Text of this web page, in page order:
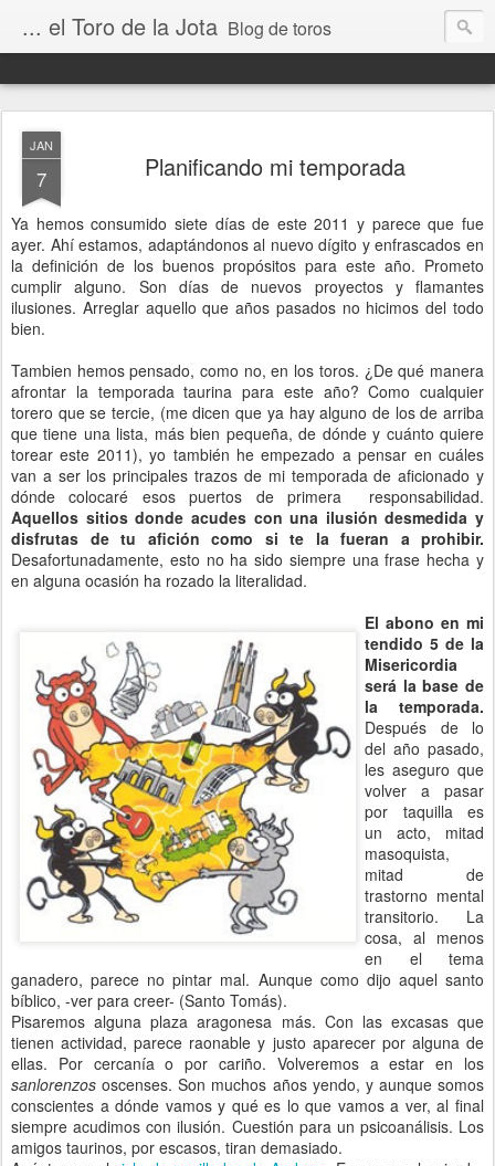
... el Toro de la Jota Blog de toros
JAN
7 Planificando mi temporada
Ya hemos consumido siete días de este 2011 y parece que fue
ayer. Ahí estamos, adaptándonos al nuevo dígito y enfrascados en
la definición de los buenos propósitos para este año. Prometo
cumplir alguno. Son días de nuevos proyectos y flamantes
ilusiones. Arreglar aquello que años pasados no hicimos del todo
bien.
Tambien hemos pensado, como no, en los toros. ¿De qué manera
afrontar la temporada taurina para este año? Como cualquier
torero que se tercie, (me dicen que ya hay alguno de los de arriba
que tiene una lista, más bien pequeña, de dónde y cuánto quiere
torear este 2011), yo también he empezado a pensar en cuáles
van a ser los principales trazos de mi temporada de aficionado y
dónde colocaré esos puertos de primera responsabilidad.
Aquellos sitios donde acudes con una ilusión desmedida y
disfrutas de tu afición como si te la fueran a prohibir.
Desafortunadamente, esto no ha sido siempre una frase hecha y
en alguna ocasión ha rozado la literalidad.
El abono en mi
tendido 5 de la
Misericordia
será la base de
la temporada.
Después de lo
del año pasado,
les aseguro que
volver a pasar
por taquilla es
un acto, mitad
masoquista,
mitad de
trastorno mental
transitorio. La
cosa, al menos
en el tema
ganadero, parece no pintar mal. Aunque como dijo aquel santo
bíblico, -ver para creer- (Santo Tomás).
Pisaremos alguna plaza aragonesa más. Con las excasas que
tienen actividad, parece raonable y justo aparecer por alguna de
ellas. Por cercanía o por cariño. Volveremos a estar en los
sanlorenzos oscenses. Son muchos años yendo, y aunque somos
conscientes a dónde vamos y qué es lo que vamos a ver, al final
siempre acudimos con ilusión. Cuestión para un psicoanálisis. Los
amigos taurinos, por escasos, tiran demasiado.